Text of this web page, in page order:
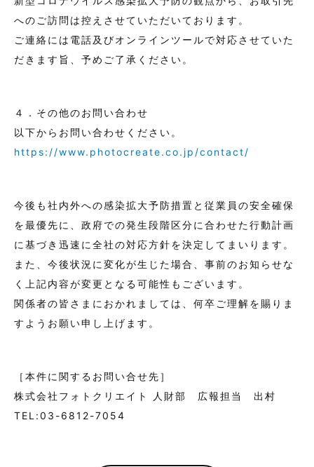
へのご訪問は控えさせていただいております。
ご連絡には電話及びオンラインツールで対応させていた
だきます旨、予めご了承ください。
４．その他のお問い合わせ
以下からお問い合わせください。
https://www.photocreate.co.jp/contact/
今後も社内外への感染拡大予防措置と従業員の安全確保
を最優先に、政府での発生段階区分に合わせた行動計画
に基づき迅速に全社の対応方針を決定してまいります。
また、今後状況に変化が生じた場合、事前のお知らせな
く上記内容が変更となる可能性もございます。
関係者の皆さまにおかれましては、何卒ご理解を賜りま
すようお願い申し上げます。
［本件に関するお問い合せ先］
株式会社フォトクリエイト 人財部 広報担当 出村
TEL:03-6812-7054